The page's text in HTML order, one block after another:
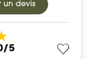
un devis
5